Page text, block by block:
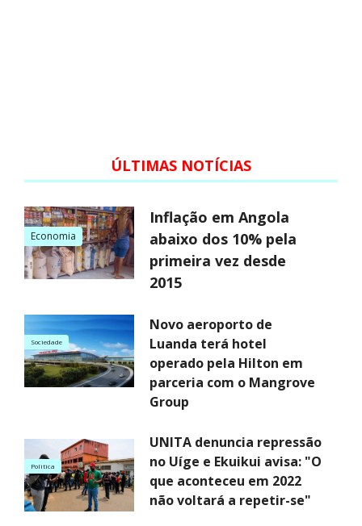
ÚLTIMAS NOTÍCIAS
Economia
Inflação em Angola
abaixo dos 10% pela
primeira vez desde
2015
Sociedade
Novo aeroporto de
Luanda terá hotel
operado pela Hilton em
parceria com o Mangrove
Group
Politica
UNITA denuncia repressão
no Uíge e Ekuikui avisa: "O
que aconteceu em 2022
não voltará a repetir-se"